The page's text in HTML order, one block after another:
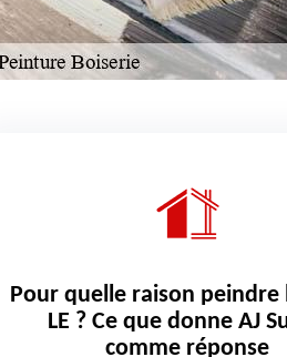
Pour quelle raison peindre
LE ? Ce que donne AJ
comme réponse